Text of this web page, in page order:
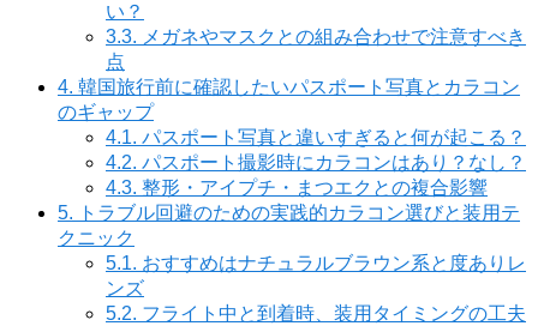
い？
3.3. メガネやマスクとの組み合わせで注意すべき
点
4. 韓国旅行前に確認したいパスポート写真とカラコン
のギャップ
4.1. パスポート写真と違いすぎると何が起こる？
4.2. パスポート撮影時にカラコンはあり？なし？
4.3. 整形・アイプチ・まつエクとの複合影響
5. トラブル回避のための実践的カラコン選びと装用テ
クニック
5.1. おすすめはナチュラルブラウン系と度ありレ
ンズ
5.2. フライト中と到着時、装用タイミングの工夫